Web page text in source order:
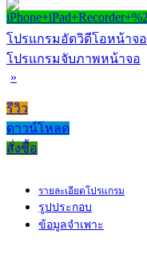
โปรแกรมอัดวิดีโอหน้าจอ
โปรแกรมจับภาพหน้าจอ
»
รีวิว
ดาวน์โหลด
สั่งซื้อ
รายละเอียดโปรแกรม
รูปประกอบ
ข้อมูลจำเพาะ